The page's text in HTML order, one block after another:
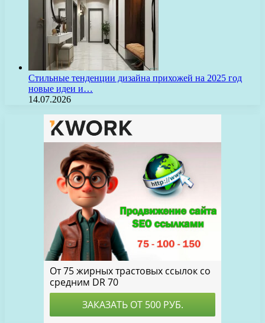
Стильные тенденции дизайна прихожей на 2025 год
новые идеи и…
14.07.2026